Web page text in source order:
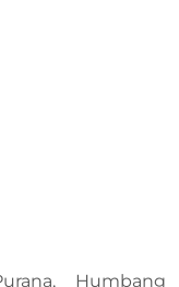
Humbang